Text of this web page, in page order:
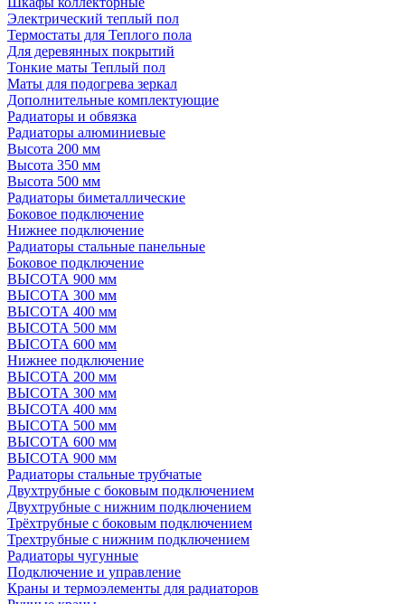
Электрический теплый пол
Термостаты для Теплого пола
Для деревянных покрытий
Тонкие маты Теплый пол
Маты для подогрева зеркал
Дополнительные комплектующие
Радиаторы и обвязка
Радиаторы алюминиевые
Высота 200 мм
Высота 350 мм
Высота 500 мм
Радиаторы биметаллические
Боковое подключение
Нижнее подключение
Радиаторы стальные панельные
Боковое подключение
ВЫСОТА 900 мм
ВЫСОТА 300 мм
ВЫСОТА 400 мм
ВЫСОТА 500 мм
ВЫСОТА 600 мм
Нижнее подключение
ВЫСОТА 200 мм
ВЫСОТА 300 мм
ВЫСОТА 400 мм
ВЫСОТА 500 мм
ВЫСОТА 600 мм
ВЫСОТА 900 мм
Радиаторы стальные трубчатые
Двухтрубные с боковым подключением
Двухтрубные с нижним подключением
Трёхтрубные с боковым подключением
Трехтрубные с нижним подключением
Радиаторы чугунные
Подключение и управление
Краны и термоэлементы для радиаторов